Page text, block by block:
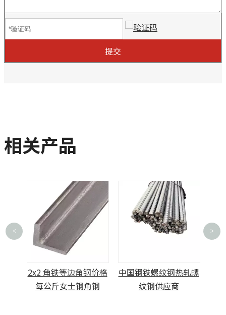
提交
相关产品
2x2 角铁等边角钢价格
每公斤女士钢角钢
中国钢铁螺纹钢热轧螺
纹钢供应商
< >